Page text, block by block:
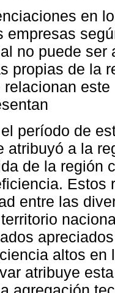
en
empresas
no puede
propias de la
período de
atribuyó a la
de la región
Estos
entre las
altos en
atribuye